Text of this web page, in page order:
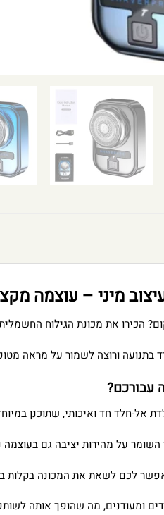
מיני – עוצמה
הכירו את מכונת הגילוח
בתנועה ורוצה לשמור על מראה
עבורכם?
אל-חלד חד ואיכותי, שתוכנן
השומר על מהירות יציבה גם
לכם לשאת את המכונה
ומעודנים, מה שהופך אותה